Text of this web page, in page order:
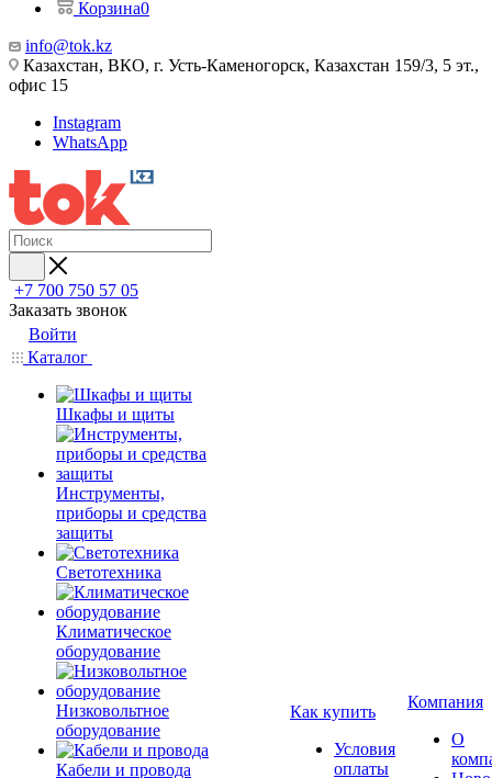
Корзина0
info@tok.kz
Казахстан, ВКО, г. Усть-Каменогорск, Казахстан 159/3, 5 эт.,
офис 15
Instagram
WhatsApp
+7 700 750 57 05
Заказать звонок
Войти
Каталог
Шкафы и щиты
Инструменты,
приборы и средства
защиты
Светотехника
Климатическое
оборудование
Низковольтное
оборудование
Кабели и провода
Как купить
Условия
оплаты
Компания
О